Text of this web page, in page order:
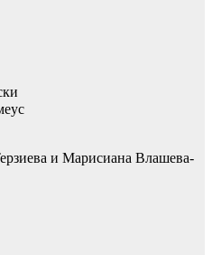
и Марисиана Влашева-